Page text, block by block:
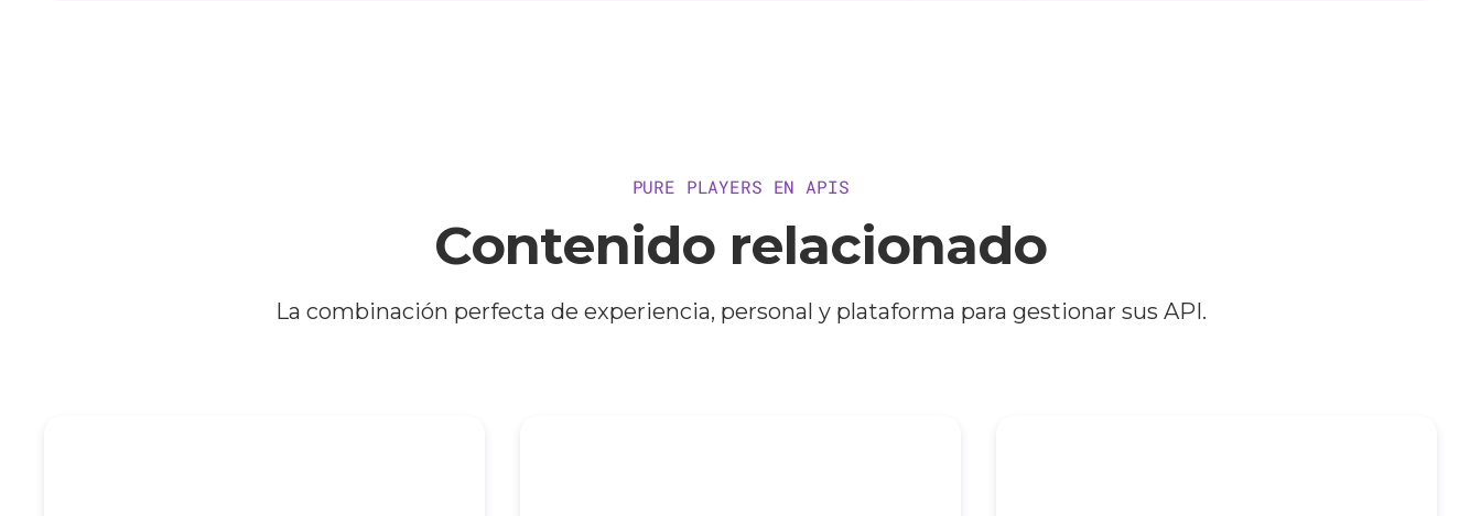
PURE PLAYERS EN APIS
Contenido relacionado
La combinación perfecta de experiencia, personal y plataforma para gestionar sus API.